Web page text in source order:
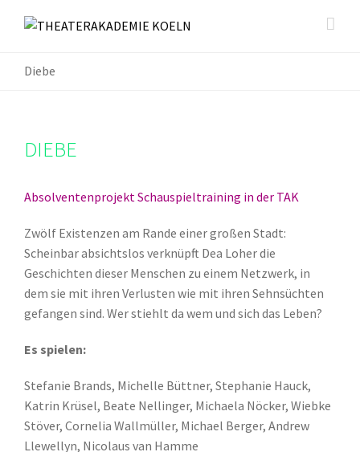
Diebe
DIEBE
Absolventenprojekt Schauspieltraining in der TAK
Zwölf Existenzen am Rande einer großen Stadt:
Scheinbar absichtslos verknüpft Dea Loher die
Geschichten dieser Menschen zu einem Netzwerk, in
dem sie mit ihren Verlusten wie mit ihren Sehnsüchten
gefangen sind. Wer stiehlt da wem und sich das Leben?
Es spielen:
Stefanie Brands, Michelle Büttner, Stephanie Hauck,
Katrin Krüsel, Beate Nellinger, Michaela Nöcker, Wiebke
Stöver, Cornelia Wallmüller, Michael Berger, Andrew
Llewellyn, Nicolaus van Hamme